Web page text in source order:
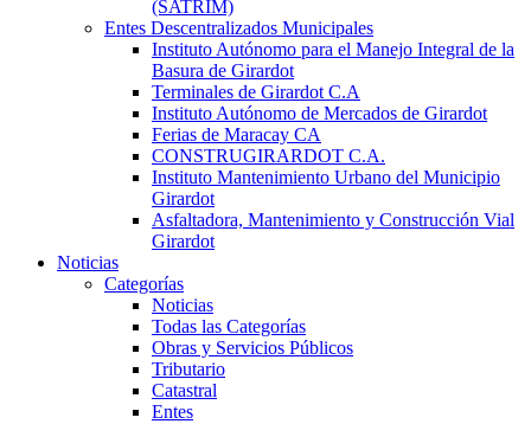
(SATRIM)
Entes Descentralizados Municipales
Instituto Autónomo para el Manejo Integral de la
Basura de Girardot
Terminales de Girardot C.A
Instituto Autónomo de Mercados de Girardot
Ferias de Maracay CA
CONSTRUGIRARDOT C.A.
Instituto Mantenimiento Urbano del Municipio
Girardot
Asfaltadora, Mantenimiento y Construcción Vial
Girardot
Noticias
Categorías
Noticias
Todas las Categorías
Obras y Servicios Públicos
Tributario
Catastral
Entes